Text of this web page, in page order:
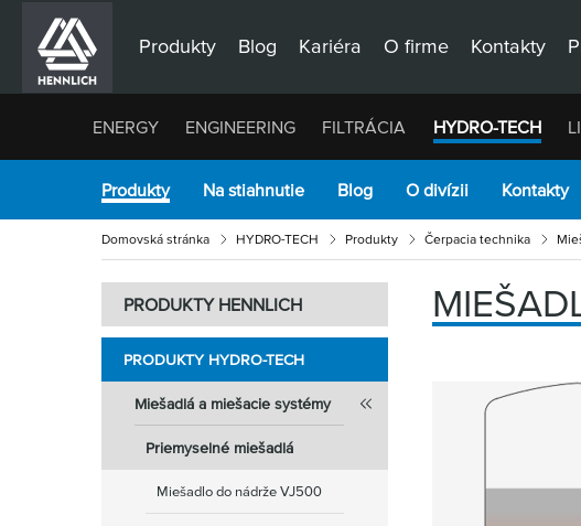
Produkty Blog Kariéra O firme Kontakty
ENERGY ENGINEERING FILTRÁCIA HYDRO-TECH
Produkty Na stiahnutie Blog O divízii Kontakty
Domovská stránka HYDRO-TECH Produkty Čerpacia technika
PRODUKTY HENNLICH
PRODUKTY HYDRO-TECH
Miešadlá a miešacie systémy
Priemyselné miešadlá
Miešadlo do nádrže VJ500